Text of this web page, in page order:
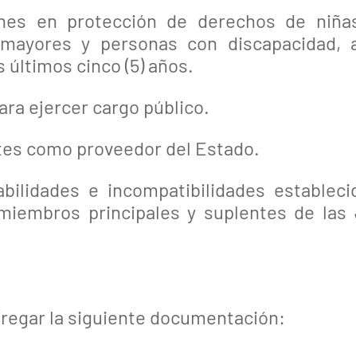
en protección de derechos de
y personas con
últimos cinco (5) años.
ejercer cargo público.
como proveedor del Estado.
e incompatibilidades
principales y suplentes de
la siguiente documentación: